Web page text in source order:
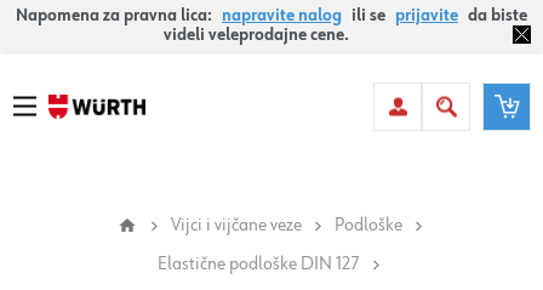
Napomena za pravna lica: napravite nalog ili se prijavite da biste
videli veleprodajne cene.
Vijci i vijčane veze
Podloške
Elastične podloške DIN 127